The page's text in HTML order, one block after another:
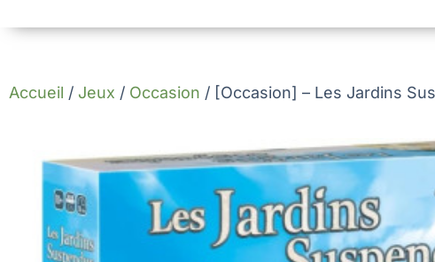
Accueil / Jeux / Occasion / [Occasion] – Les Jardins